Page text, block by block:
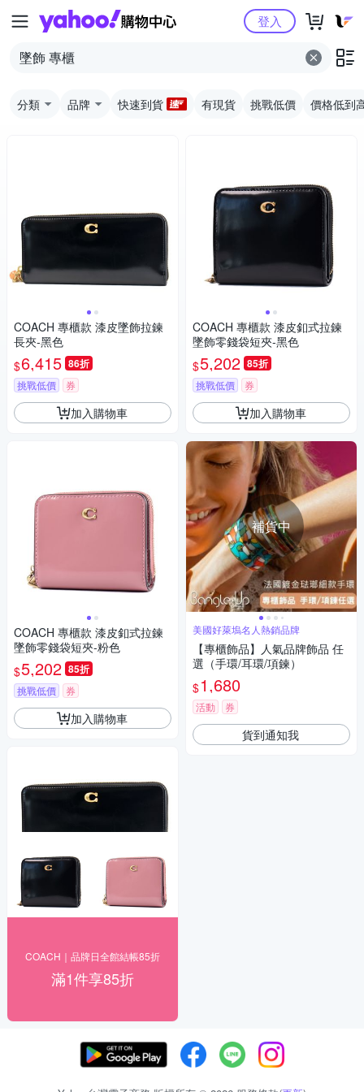
Yahoo購物中心登入
分類 品牌 快速到貨 有現貨 挑戰低價 價格低到
COACH 專櫃款 漆皮墜飾拉鍊
長夾-黑色
$6,415 86折
挑戰低價 券
加入購物車
COACH 專櫃款 漆皮釦式拉鍊
墜飾零錢袋短夾-粉色
$5,202 85折
挑戰低價 券
加入購物車
COACH｜品牌日全館結帳85折
滿1件享85折
COACH 專櫃款 漆皮釦式拉鍊
墜飾零錢袋短夾-黑色
$5,202 85折
挑戰低價 券
加入購物車
補貨中
美國好萊塢名人熱銷品牌
【專櫃飾品】人氣品牌飾品 任
選（手環/耳環/項鍊）
$1,680
活動 券
貨到通知我